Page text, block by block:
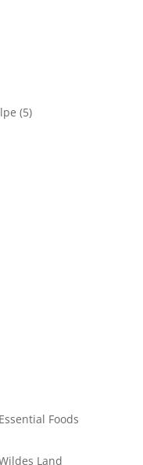
(5)
Foods
Land